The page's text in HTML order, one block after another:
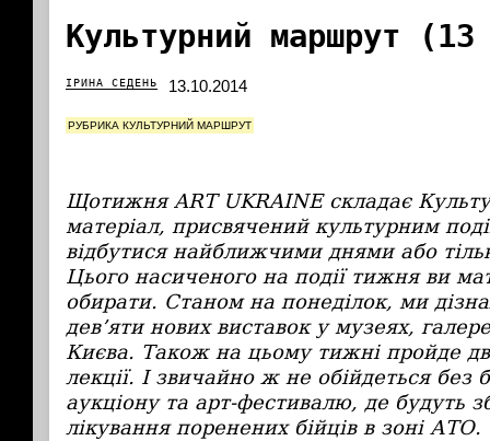
Культурний маршрут
ІРИНА СЕДЕНЬ 13.10.2014
РУБРИКА КУЛЬТУРНИЙ МАРШРУТ
Щотижня ART UKRAINE складає
матеріал, присвячений культурним
відбутися найближчими днями або
Цього насиченого на події тижня ви
обирати. Станом на понеділок, ми
дев’яти нових виставок у музеях,
Києва. Також на цьому тижні пройде
лекції. І звичайно ж не обійдеться без
аукціону та арт-фестивалю, де будуть
лікування поренених бійців в зоні АТО.